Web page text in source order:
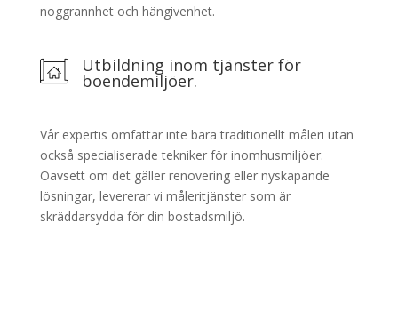
noggrannhet och hängivenhet.
Utbildning inom tjänster för
boendemiljöer.
Vår expertis omfattar inte bara traditionellt måleri utan
också specialiserade tekniker för inomhusmiljöer.
Oavsett om det gäller renovering eller nyskapande
lösningar, levererar vi måleritjänster som är
skräddarsydda för din bostadsmiljö.